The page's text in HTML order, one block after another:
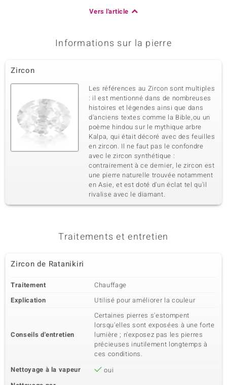
Baguette
Dénomination exacte
Zircon 20 à 1,4 mm
0,361 ct
Taille de la pierre
Rond
Sertissage
Serti griffe
Origine
Cambodge
Vers l'article
Informations sur la pierre
Zircon
Les références au Zircon sont multiples
: il est mentionné dans de nombreuses
histoires et légendes ainsi que dans
d'anciens textes comme la Bible,ou un
poème hindou sur le mythique arbre
Kalpa, qui était décoré avec des feuilles
en zircon. Il ne faut pas le confondre
avec le zircon synthétique :
contrairement à ce dernier, le zircon est
une pierre naturelle trouvée notamment
en Asie, et est doté d'un éclat tel qu'il
rivalise avec le diamant.
Traitements et entretien
Zircon de Ratanikiri
Traitement
Chauffage
Explication
Utilisé pour améliorer la couleur
Conseils d'entretien
Certaines pierres s'estompent
lorsqu'elles sont exposées à une forte
lumière ; n'exposez pas les pierres
précieuses inutilement longtemps à
ces conditions.
Nettoyage à la vapeur
oui